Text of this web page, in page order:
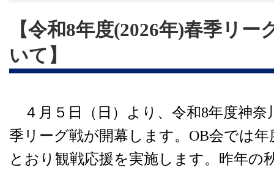
【令和8年度(2026年)春季リ
いて】
４月５日（日）より、令和8年度神奈
季リーグ戦が開幕します。OB会では
とおり観戦応援を実施します。昨年の